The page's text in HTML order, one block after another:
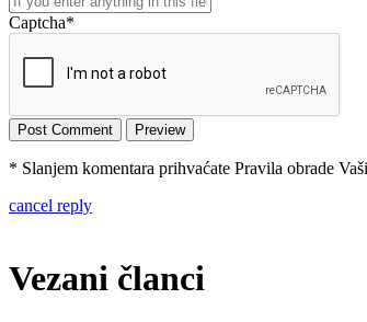
Captcha*
* Slanjem komentara prihvaćate Pravila obrade
cancel reply
Vezani članci